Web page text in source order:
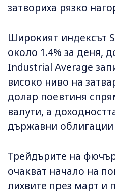
затвориха рязко
Широкият индексът
около 1.4% за деня,
Industrial Average
високо ниво на
долар поевтиня
валути, а
държавни облигации
Трейдърите на
очакват начало на
лихвите през март и